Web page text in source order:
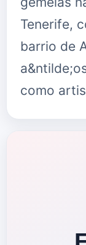
Tenerife,
barrio de
como